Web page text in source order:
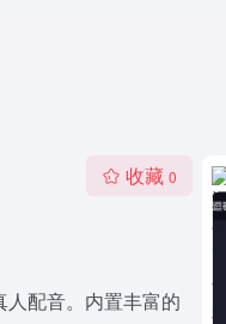
收藏 0
配音。内置丰富的